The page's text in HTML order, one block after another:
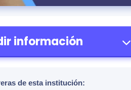
información
de esta institución: